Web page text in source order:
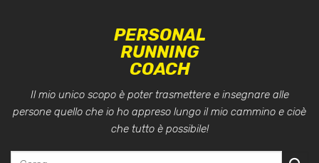
PERSONAL
RUNNING
COACH
Il mio unico scopo è poter trasmettere e insegnare alle
persone quello che io ho appreso lungo il mio cammino e cioè
che tutto è possibile!